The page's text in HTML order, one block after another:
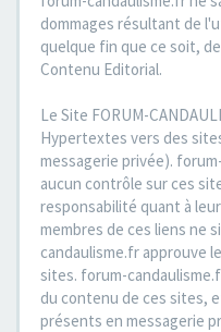
dommages résultant de
quelque fin que ce soit,
Contenu Editorial.
Le Site FORUM-
Hypertextes vers des
messagerie privée).
aucun contrôle sur ces
responsabilité quant à
membres de ces liens ne
candaulisme.fr approuve
sites. forum-
du contenu de ces sites,
présents en messagerie